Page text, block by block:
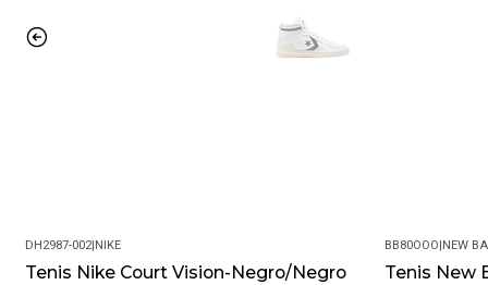
-27%
DH2987-002|NIKE
Tenis Nike Court Vision-Negro/Negro -40%
BB80OOO|NEW
Tenis New